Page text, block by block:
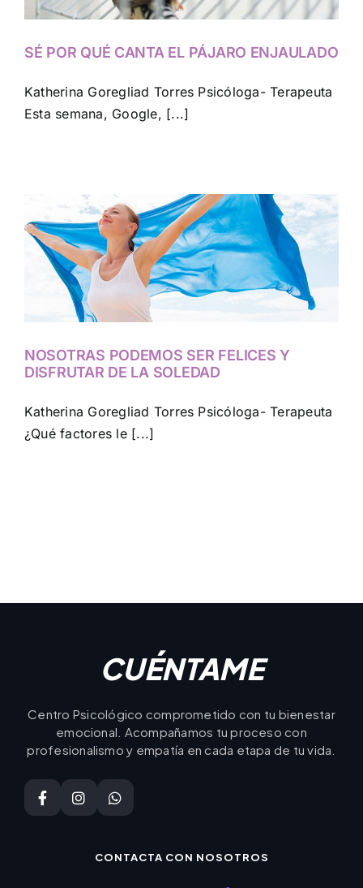
SÉ POR QUÉ CANTA EL PÁJARO ENJAULADO
Katherina Goregliad Torres Psicóloga- Terapeuta
Esta semana, Google, [...]
NOSOTRAS PODEMOS SER FELICES Y
DISFRUTAR DE LA SOLEDAD
Katherina Goregliad Torres Psicóloga- Terapeuta
¿Qué factores le [...]
CUÉNTAME
Centro Psicológico comprometido con tu bienestar
emocional. Acompañamos tu proceso con
profesionalismo y empatía en cada etapa de tu vida.
CONTACTA CON NOSOTROS